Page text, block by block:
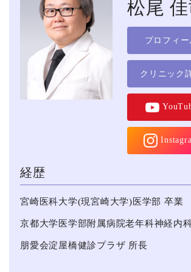
松尾 佳
プロフィ
クリニック
経歴
宮崎医科⼤学(現宮崎⼤学)医学部 卒業
京都⼤学医学部附属病院老年科神経内
朋愛会淀屋橋健診プラザ 所長